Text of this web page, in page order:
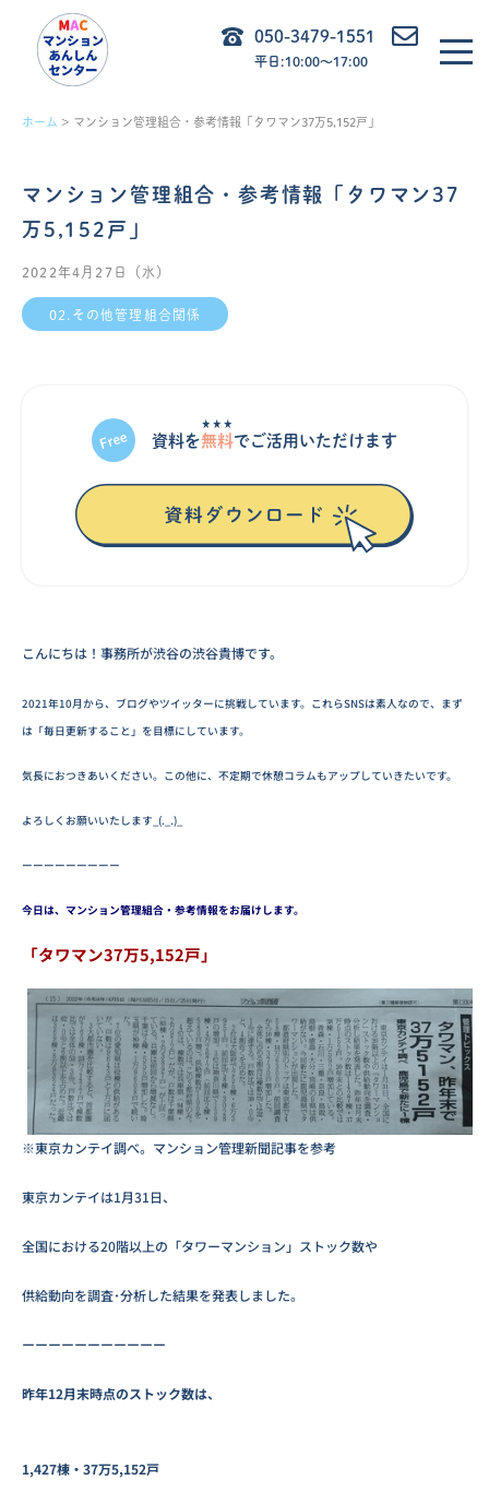
050-3479-1551
平日:10:00〜17:00
ホーム マンション管理組合・参考情報「タワマン37万5,152戸」
マンション管理組合・参考情報「タワマン37
万5,152戸」
2022年4月27日（水）
02.その他管理組合関係
資料を無料
★★★
でご活⽤いただけます
こんにちは！事務所が渋谷の渋谷貴博です。
2021年10月から、ブログやツイッターに挑戦しています。これらSNSは素人なので、まず
は「毎日更新すること」を目標にしています。
気長におつきあいください。この他に、不定期で休憩コラムもアップしていきたいです。
よろしくお願いいたします_(._.)_
ーーーーーーーーー
今日は、マンション管理組合・参考情報をお届けします。
「タワマン37万5,152戸」
※東京カンテイ調べ。マンション管理新聞記事を参考
東京カンテイは1月31日、
全国における20階以上の「タワーマンション」ストック数や
供給動向を調査･分析した結果を発表しました。
ーーーーーーーーーーー
昨年12月末時点のストック数は、
1,427棟・37万5,152戸